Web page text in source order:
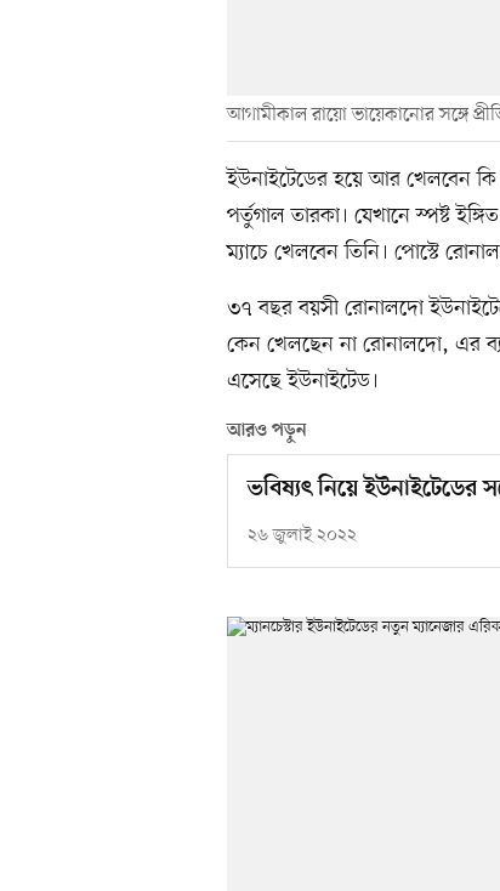
আগামীকাল রায়ো ভায়েকানোর সঙ্গে
ইউনাইটেডের হয়ে আর খেলবেন কি
পর্তুগাল তারকা। যেখানে স্পষ্ট
ম্যাচে খেলবেন তিনি। পোস্টে
৩৭ বছর বয়সী রোনালদো
কেন খেলছেন না রোনালদো, এর
এসেছে ইউনাইটেড।
আরও পড়ুন
ভবিষ্যৎ নিয়ে ইউনাইটেডের
২৬ জুলাই ২০২২